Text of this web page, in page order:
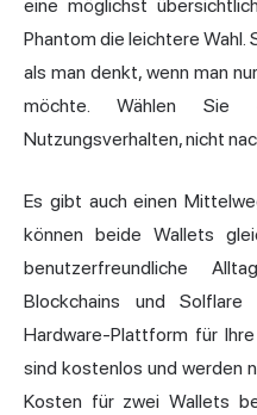
eine möglichst
Phantom die leichtere
als man denkt, wenn man
möchte. Wählen
Nutzungsverhalten, nicht
Es gibt auch einen
können beide Wallets
benutzerfreundliche
Blockchains und
Hardware-Plattform für
sind kostenlos und werden
Kosten für zwei Wallets